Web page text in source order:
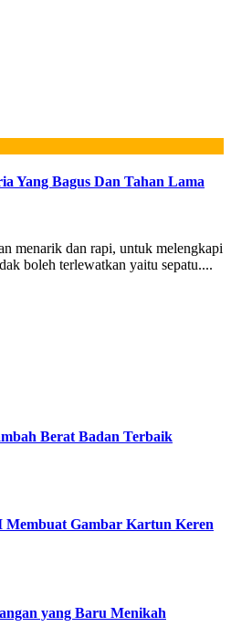
Yang Bagus Dan Tahan Lama
menarik dan rapi, untuk melengkapi
boleh terlewatkan yaitu sepatu....
Berat Badan Terbaik
Membuat Gambar Kartun Keren
yang Baru Menikah